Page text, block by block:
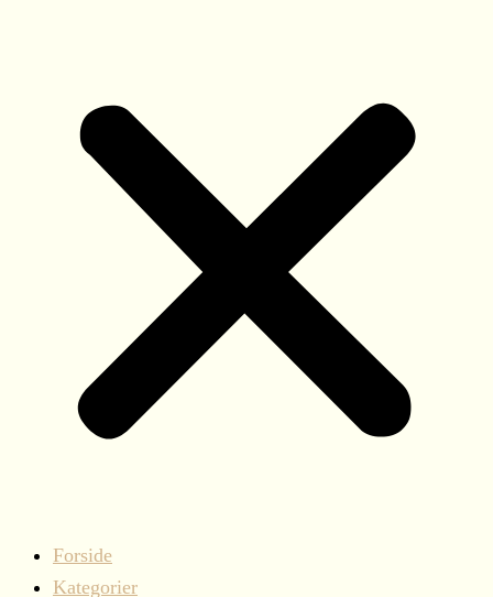
Forside
Kategorier